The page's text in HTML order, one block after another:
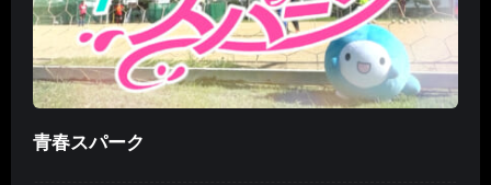
青春スパーク